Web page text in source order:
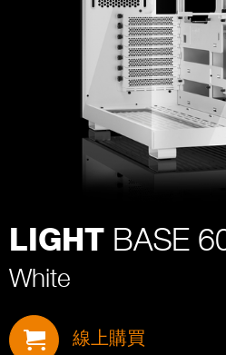
LIGHT BASE
White
線上購買